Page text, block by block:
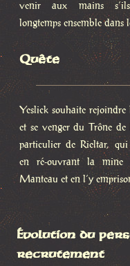
venir aux mains
longtemps ensemble dans
Quête
Yeslick souhaite rejoindre
et se venger du Trône de
particulier de Rieltar,
en ré-ouvrant la mine
Manteau et en l’y
Évolution du
recrutement